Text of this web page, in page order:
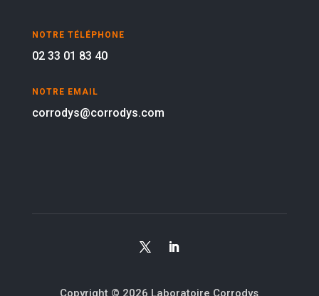
NOTRE TÉLÉPHONE
02 33 01 83 40
NOTRE EMAIL
corrodys@corrodys.com
Copyright © 2026 Laboratoire Corrodys